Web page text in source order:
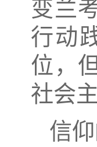
变兰
行动
位，
社会
信